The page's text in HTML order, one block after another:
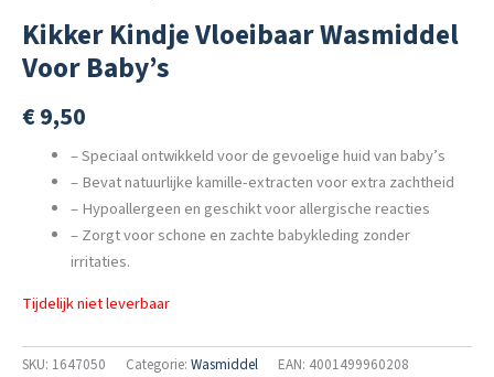
Kikker Kindje Vloeibaar Wasmiddel
Voor Baby’s
€9,50
– Speciaal ontwikkeld voor de gevoelige huid van baby’s
– Bevat natuurlijke kamille-extracten voor extra zachtheid
– Hypoallergeen en geschikt voor allergische reacties
– Zorgt voor schone en zachte babykleding zonder
irritaties.
Tijdelijk niet leverbaar
SKU: 1647050 Categorie: Wasmiddel EAN: 4001499960208